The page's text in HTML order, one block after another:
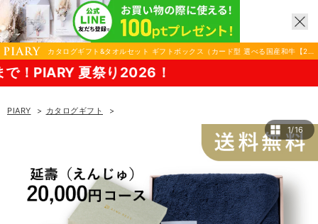
カタログギフト&タオルセット ギフトボックス（カード型 選べる国産和牛【20
000円コース】延壽（えんじゅ）＋THE QUEEN’S TOWEL フェイスタオル ネ
イビー）|カタログギフトならPIARY（ピアリー）
祭り2026！
PIARY
カタログギフト
カタログギフト&タオルセット ギフトボックス（カード型 選べる国産和牛【
1/16